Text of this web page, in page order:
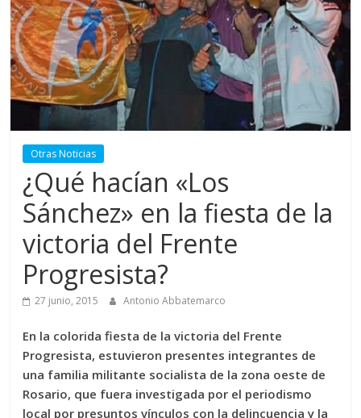
Otras Noticias
¿Qué hacían «Los
Sánchez» en la fiesta de la
victoria del Frente
Progresista?
27 junio, 2015 Antonio Abbatemarco
En la colorida fiesta de la victoria del Frente
Progresista, estuvieron presentes integrantes de
una familia militante socialista de la zona oeste de
Rosario, que fuera investigada por el periodismo
local por presuntos vínculos con la delincuencia y la